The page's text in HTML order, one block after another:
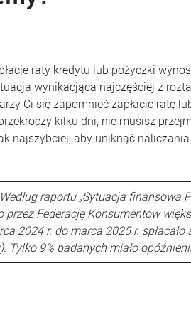
raty kredytu lub pożyczki
wynikacjąca najczęściej z
Ci się zapomnieć zapłacić ratę
kilku dni, nie musisz
najszybciej, aby uniknąć naliczania
Według raportu „Sytuacja finansowa
przez Federację Konsumentów
2024 r. do marca 2025 r.
Tylko 9% badanych miało